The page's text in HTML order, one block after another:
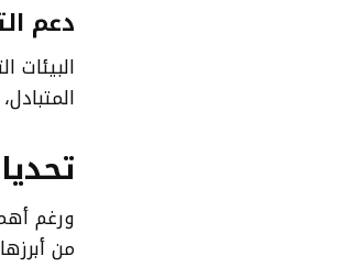
دعم
البيئات
ورغم
من